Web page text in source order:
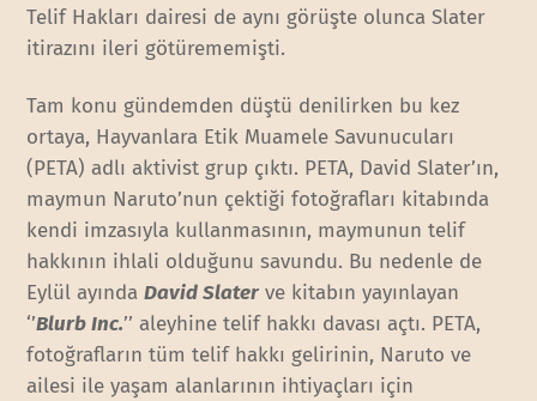
Telif Hakları dairesi de aynı görüşte olunca Slater
itirazını ileri götürememişti.
Tam konu gündemden düştü denilirken bu kez
ortaya, Hayvanlara Etik Muamele Savunucuları
(PETA) adlı aktivist grup çıktı. PETA, David Slater’ın,
maymun Naruto’nun çektiği fotoğrafları kitabında
kendi imzasıyla kullanmasının, maymunun telif
hakkının ihlali olduğunu savundu. Bu nedenle de
Eylül ayındaDavid Slaterve kitabın yayınlayan
‘’Blurb Inc.’’ aleyhine telif hakkı davası açtı. PETA,
fotoğrafların tüm telif hakkı gelirinin, Naruto ve
ailesi ile yaşam alanlarının ihtiyaçları için